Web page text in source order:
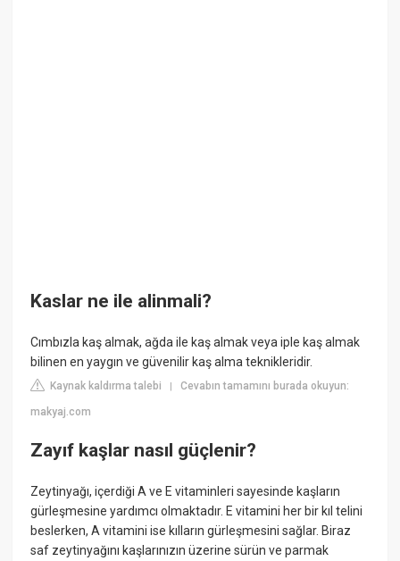
Kaslar ne ile alinmali?
Cımbızla kaş almak, ağda ile kaş almak veya iple kaş almak
bilinen en yaygın ve güvenilir kaş alma teknikleridir.
Kaynak kaldırma talebi |Cevabın tamamını burada okuyun:
makyaj.com
Zayıf kaşlar nasıl güçlenir?
Zeytinyağı, içerdiği A ve E vitaminleri sayesinde kaşların
gürleşmesine yardımcı olmaktadır. E vitamini her bir kıl telini
beslerken, A vitamini ise kılların gürleşmesini sağlar. Biraz
saf zeytinyağını kaşlarınızın üzerine sürün ve parmak